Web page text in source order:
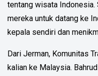
tentang wisata
mereka untuk datang ke
kepala sendiri dan
Dari Jerman, Komunitas
kalian ke Malaysia.